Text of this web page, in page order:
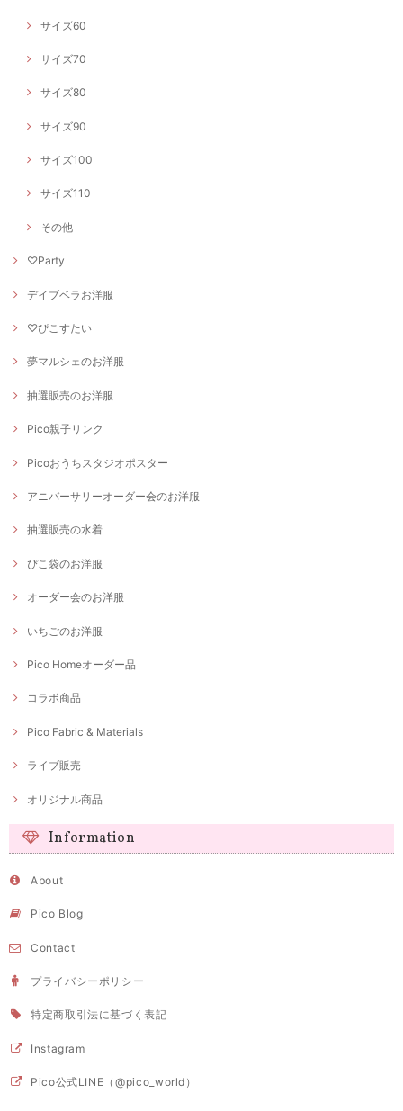
サイズ60
サイズ70
サイズ80
サイズ90
サイズ100
サイズ110
その他
♡Party
デイブベラお洋服
♡ぴこすたい
夢マルシェのお洋服
抽選販売のお洋服
Pico親子リンク
Picoおうちスタジオポスター
アニバーサリーオーダー会のお洋服
抽選販売の水着
ぴこ袋のお洋服
オーダー会のお洋服
いちごのお洋服
Pico Homeオーダー品
コラボ商品
Pico Fabric & Materials
ライブ販売
オリジナル商品
Information
About
Pico Blog
Contact
プライバシーポリシー
特定商取引法に基づく表記
Instagram
Pico公式LINE（@pico_world）